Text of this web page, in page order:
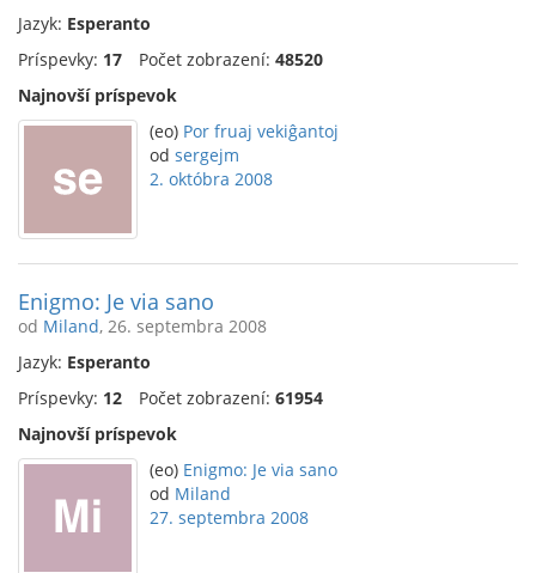
Jazyk: Esperanto
Príspevky: 17 Počet zobrazení: 48520
Najnovší príspevok
(eo) Por fruaj vekiĝantoj
od sergejm
2. októbra 2008
Enigmo: Je via sano
od Miland, 26. septembra 2008
Jazyk: Esperanto
Príspevky: 12 Počet zobrazení: 61954
Najnovší príspevok
(eo) Enigmo: Je via sano
od Miland
27. septembra 2008